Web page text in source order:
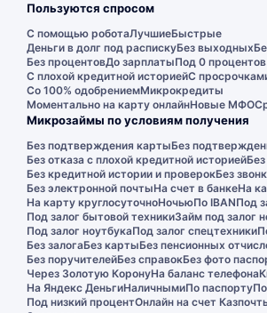
Пользуются спросом
С помощью роботаЛучшиеБыстрые
Деньги в долг под распискуБез выходных
Без процентовДо зарплатыПод 0
С плохой кредитной историейС
Со 100% одобрениемМикрокредиты
Моментально на карту онлайнНовые МФО
Микрозаймы по условиям получения
Без подтверждения картыБез
Без отказа с плохой кредитной историей
Без кредитной истории и проверокБез
Без электронной почтыНа счет в банкеНа
На карту круглосуточноНочьюПо IBANПод
Под залог бытовой техникиЗайм под залог
Под залог ноутбукаПод залог спецтехники
Без залогаБез картыБез пенсионных
Без поручителейБез справокБез фото
Через Золотую КоронуНа баланс телефона
На Яндекс ДеньгиНаличнымиПо паспорту
Под низкий процентОнлайн на счет